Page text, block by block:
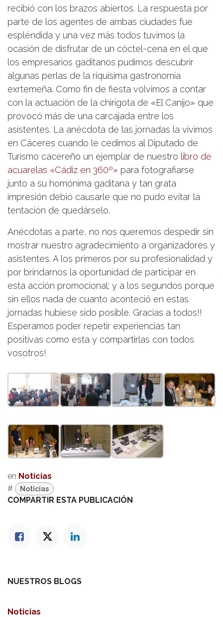
recibió con los brazos abiertos. La respuesta por
parte de los agentes de ambas ciudades fue
espléndida y una vez más todos tuvimos la
ocasión de disfrutar de un cóctel-cena en el que
los empresarios gaditanos pudimos descubrir
algunas perlas de la riquísima gastronomía
exrtemeña. Como fin de fiesta volvimos a contar
con la actuación de la chirigota de «El Canijo» que
provocó más de una carcajada entre los
asistentes. La anécdota de las jornadas la vivimos
en Cáceres cuando le cedimos al Diputado de
Turismo cacereño un ejemplar de nuestro libro de
acuarelas «Cádiz en 360º» para fotografiarse
junto a su homónima gaditana y tan grata
impresión debió causarle que no pudo evitar la
tentación de quedárselo.
Anécdotas a parte, no nos queremos despedir sin
mostrar nuestro agradecimiento a organizadores y
asistentes. A los primeros por su profesionalidad y
por brindarnos la oportunidad de participar en
esta acción promocional; y a los segundos porque
sin ellos nada de cuanto aconteció en estas
jornadas hubiese sido posible. Gracias a todos!!
Esperamos poder repetir experiencias tan
positivas como esta y compartirlas con todos
vosotros!
en Noticias
#
Noticias
COMPARTIR ESTA PUBLICACIÓN
NUESTROS BLOGS
Noticias